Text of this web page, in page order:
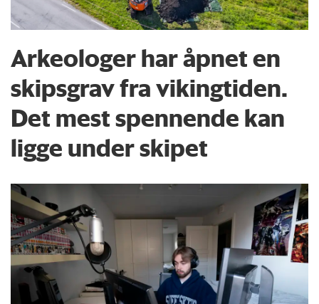
Arkeologer har åpnet en
skipsgrav fra vikingtiden.
Det mest spennende kan
ligge under skipet